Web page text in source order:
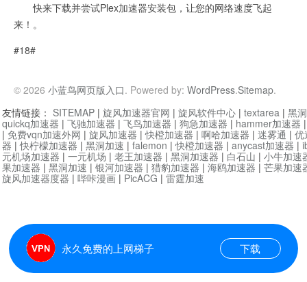
快来下载并尝试Plex加速器安装包，让您的网络速度飞起
来！。
#18#
© 2026 小蓝鸟网页版入口. Powered by: WordPress.Sitemap.
永久免费的上网梯子 下载
友情链接： SITEMAP | 旋风加速器官网 | 旋风软件中心 | textarea | 黑
quickq加速器 | 飞驰加速器 | 飞鸟加速器 | 狗急加速器 | hammer加速器
| 免费vqn加速外网 | 旋风加速器 |快橙加速器 | 啊哈加速器 | 迷雾通 | 优
器 |快柠檬加速器 | 黑洞加速 | falemon |快橙加速器 | anycast加速器 |
元机场加速器 | 一元机场 | 老王加速器 | 黑洞加速器 | 白石山 | 小牛加速
果加速器 | 黑洞加速 | 银河加速器 | 猎豹加速器 | 海鸥加速器 | 芒果加速
旋风加速器度器 | 哔咔漫画 | PicACG | 雷霆加速